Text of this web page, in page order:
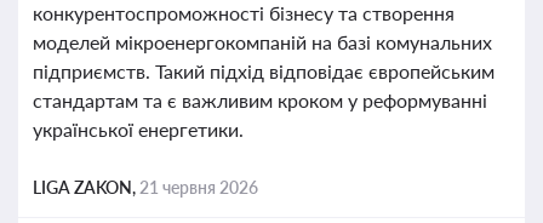
конкурентоспроможності бізнесу та створення
моделей мікроенергокомпаній на базі комунальних
підприємств. Такий підхід відповідає європейським
стандартам та є важливим кроком у реформуванні
української енергетики.
LIGA ZAKON, 21 червня 2026